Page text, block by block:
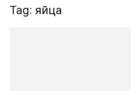
Tag: яйца